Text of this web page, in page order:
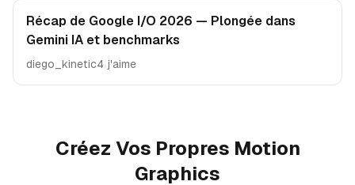
Récap de Google I/O 2026 — Plongée dans
Gemini IA et benchmarks
diego_kinetic4 j'aime
Créez Vos Propres Motion
Graphics